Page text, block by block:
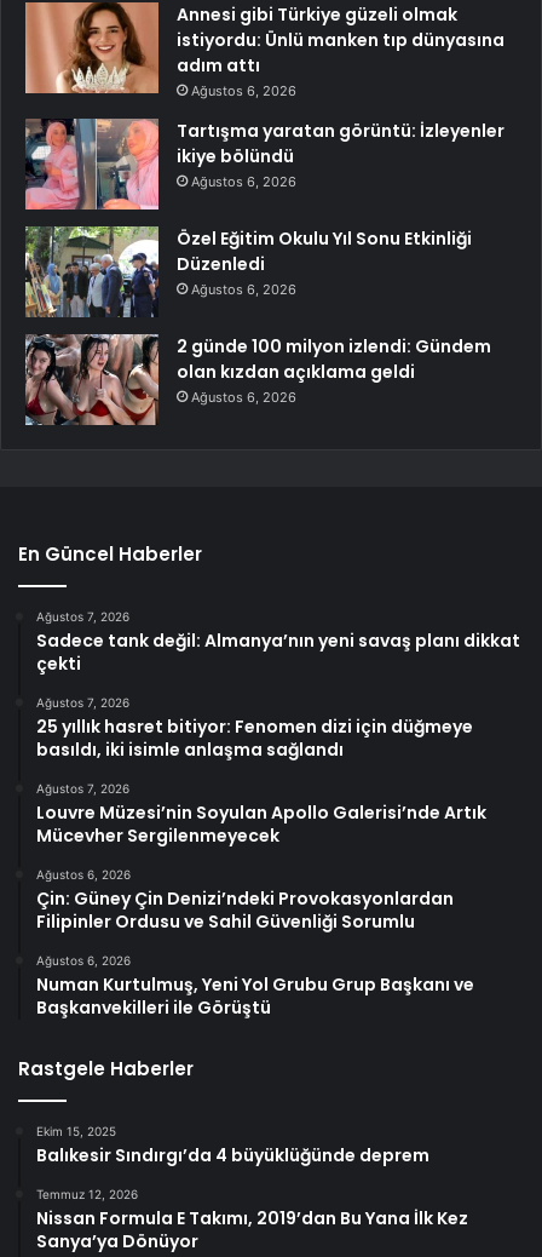
Annesi gibi Türkiye güzeli olmak
istiyordu: Ünlü manken tıp dünyasına
adım attı
Ağustos 6, 2026
Tartışma yaratan görüntü: İzleyenler
ikiye bölündü
Ağustos 6, 2026
Özel Eğitim Okulu Yıl Sonu Etkinliği
Düzenledi
Ağustos 6, 2026
2 günde 100 milyon izlendi: Gündem
olan kızdan açıklama geldi
Ağustos 6, 2026
En Güncel Haberler
Ağustos 7, 2026
Sadece tank değil: Almanya’nın yeni savaş planı dikkat
çekti
Ağustos 7, 2026
25 yıllık hasret bitiyor: Fenomen dizi için düğmeye
basıldı, iki isimle anlaşma sağlandı
Ağustos 7, 2026
Louvre Müzesi’nin Soyulan Apollo Galerisi’nde Artık
Mücevher Sergilenmeyecek
Ağustos 6, 2026
Çin: Güney Çin Denizi’ndeki Provokasyonlardan
Filipinler Ordusu ve Sahil Güvenliği Sorumlu
Ağustos 6, 2026
Numan Kurtulmuş, Yeni Yol Grubu Grup Başkanı ve
Başkanvekilleri ile Görüştü
Rastgele Haberler
Ekim 15, 2025
Balıkesir Sındırgı’da 4 büyüklüğünde deprem
Temmuz 12, 2026
Nissan Formula E Takımı, 2019’dan Bu Yana İlk Kez
Sanya’ya Dönüyor